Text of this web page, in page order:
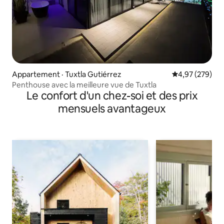
Appartement · Tuxtla Gutiérrez Note
4,97 (279)
Penthouse avec la meilleure vue de Tuxtla
Le confort d'un chez-soi et des prix
mensuels avantageux